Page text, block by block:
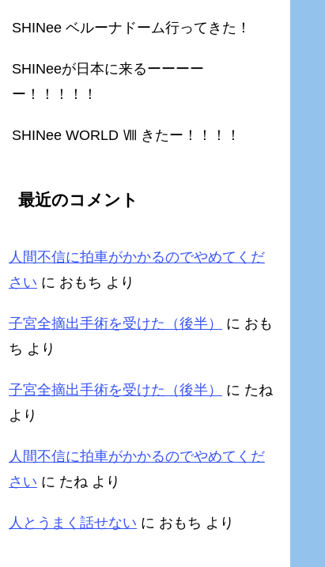
SHINee ベルーナドーム行ってきた！
SHINeeが日本に来るーーーー
ー！！！！！
SHINee WORLD Ⅷ きたー！！！！
最近のコメント
人間不信に拍車がかかるのでやめてくだ
さい に おもち より
子宮全摘出手術を受けた（後半） に おも
ち より
子宮全摘出手術を受けた（後半） に たね
より
人間不信に拍車がかかるのでやめてくだ
さい に たね より
人とうまく話せない に おもち より